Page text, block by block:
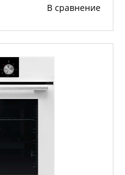
В сравнение